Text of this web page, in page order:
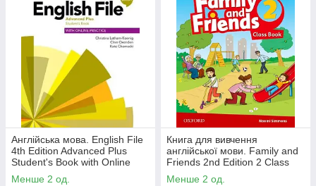
Англійська мова. English File
4th Edition Advanced Plus
Student's Book with Online
Practice
Менше 2 од.
Книга для вивчення
англійської мови. Family and
Friends 2nd Edition 2 Class
Book
Менше 2 од.